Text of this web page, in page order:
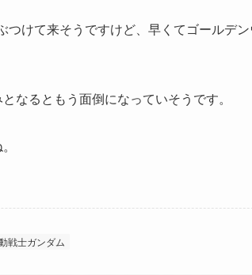
けて来そうですけど、早くてゴールデ
なるともう面倒になっていそうです。
戦士ガンダム